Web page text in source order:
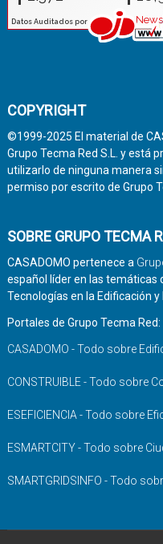
COPYRIGHT
©1999-2025 El material de
Grupo Tecma Red S.L. y está
utilizarlo de ninguna manera
permiso por escrito de Grupo
SOBRE GRUPO TECMA
CASADOMO pertenece a
español líder en las temáticas
Tecnologías en la Edificación y
Portales de Grupo Tecma Red:
CASADOMO - Todo sobre
CONSTRUIBLE - Todo sobre
ESEFICIENCIA - Todo sobre
ESMARTCITY - Todo sobre
SMARTGRIDSINFO - Todo